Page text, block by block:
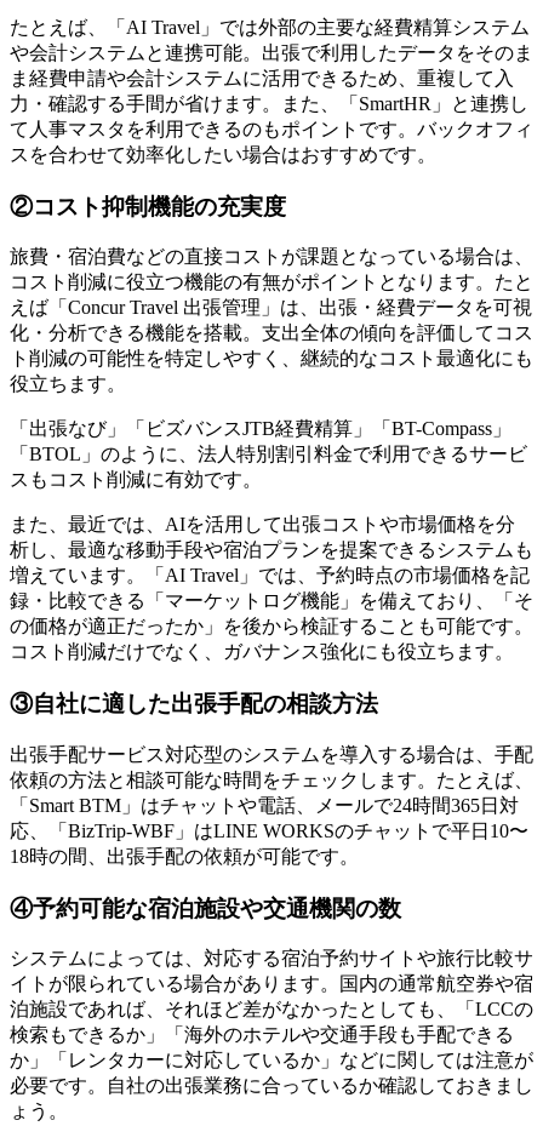
たとえば、「AI Travel」では外部の主要な経費精算システム
や会計システムと連携可能。出張で利用したデータをそのま
ま経費申請や会計システムに活用できるため、重複して入
力・確認する手間が省けます。また、「SmartHR」と連携し
て人事マスタを利用できるのもポイントです。バックオフィ
スを合わせて効率化したい場合はおすすめです。
②コスト抑制機能の充実度
旅費・宿泊費などの直接コストが課題となっている場合は、
コスト削減に役立つ機能の有無がポイントとなります。たと
えば「Concur Travel 出張管理」は、出張・経費データを可視
化・分析できる機能を搭載。支出全体の傾向を評価してコス
ト削減の可能性を特定しやすく、継続的なコスト最適化にも
役立ちます。
「出張なび」「ビズバンスJTB経費精算」「BT-Compass」
「BTOL」のように、法人特別割引料金で利用できるサービ
スもコスト削減に有効です。
また、最近では、AIを活用して出張コストや市場価格を分
析し、最適な移動手段や宿泊プランを提案できるシステムも
増えています。「AI Travel」では、予約時点の市場価格を記
録・比較できる「マーケットログ機能」を備えており、「そ
の価格が適正だったか」を後から検証することも可能です。
コスト削減だけでなく、ガバナンス強化にも役立ちます。
③自社に適した出張手配の相談方法
出張手配サービス対応型のシステムを導入する場合は、手配
依頼の方法と相談可能な時間をチェックします。たとえば、
「Smart BTM」はチャットや電話、メールで24時間365日対
応、「BizTrip-WBF」はLINE WORKSのチャットで平日10〜
18時の間、出張手配の依頼が可能です。
④予約可能な宿泊施設や交通機関の数
システムによっては、対応する宿泊予約サイトや旅行比較サ
イトが限られている場合があります。国内の通常航空券や宿
泊施設であれば、それほど差がなかったとしても、「LCCの
検索もできるか」「海外のホテルや交通手段も手配できる
か」「レンタカーに対応しているか」などに関しては注意が
必要です。自社の出張業務に合っているか確認しておきまし
ょう。